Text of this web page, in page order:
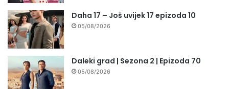
Daha 17 – Još uvijek 17 epizoda 10
05/08/2026
Daleki grad | Sezona 2 | Epizoda 70
05/08/2026